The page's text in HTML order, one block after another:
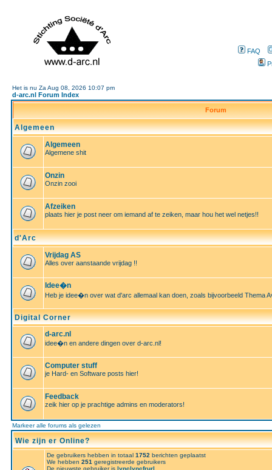
FAQ
Het is nu Za Aug 08, 2026 10:07 pm
d-arc.nl Forum Index
Forum
Algemeen
Algemeen
Algemene shit
Onzin
Onzin zooi
Afzeiken
plaats hier je post neer om iemand af te zeiken, maar hou het wel netjes!!
d'Arc
Vrijdag AS
Alles over aanstaande vrijdag !!
Idee�n
Heb je idee�n over wat d'arc allemaal kan doen, zoals bijvoorbeeld Thema
Digital Corner
d-arc.nl
idee�n en andere dingen over d-arc.nl!
Computer stuff
je Hard- en Software posts hier!
Feedback
zeik hier op je prachtige admins en moderators!
Markeer alle forums als gelezen
Wie zijn er Online?
De gebruikers hebben in totaal 1752 berichten geplaatst
We hebben 251 geregistreerde gebruikers
De nieuwste gebruiker is lynclyncfrurl